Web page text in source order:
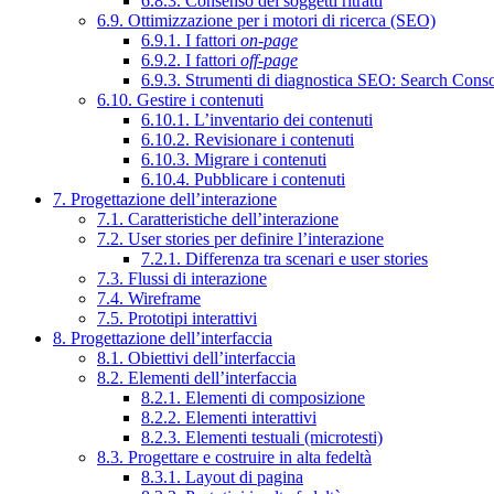
6.9. Ottimizzazione per i motori di ricerca (SEO)
6.9.1. I fattori on-page
6.9.2. I fattori off-page
6.9.3. Strumenti di diagnostica SEO: Search
6.10. Gestire i contenuti
6.10.1. L’inventario dei contenuti
6.10.2. Revisionare i contenuti
6.10.3. Migrare i contenuti
6.10.4. Pubblicare i contenuti
7. Progettazione dell’interazione
7.1. Caratteristiche dell’interazione
7.2. User stories per definire l’interazione
7.2.1. Differenza tra scenari e user stories
7.3. Flussi di interazione
7.4. Wireframe
7.5. Prototipi interattivi
8. Progettazione dell’interfaccia
8.1. Obiettivi dell’interfaccia
8.2. Elementi dell’interfaccia
8.2.1. Elementi di composizione
8.2.2. Elementi interattivi
8.2.3. Elementi testuali (microtesti)
8.3. Progettare e costruire in alta fedeltà
8.3.1. Layout di pagina